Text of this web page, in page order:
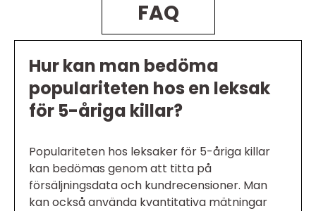
FAQ
Hur kan man bedöma
populariteten hos en leksak
för 5-åriga killar?
Populariteten hos leksaker för 5-åriga killar
kan bedömas genom att titta på
försäljningsdata och kundrecensioner. Man
kan också använda kvantitativa mätningar